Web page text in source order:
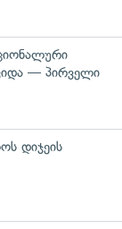
— პირველი
დიჯეის